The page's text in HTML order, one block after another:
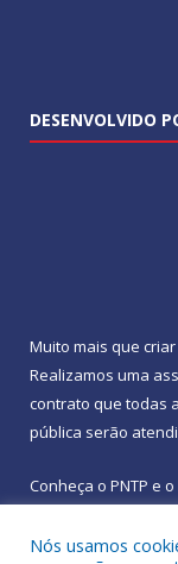
DESENVOLVIDO
Muito mais que
Realizamos uma
contrato que todas
pública serão
Conheça o PNTP e o
Nós usamos